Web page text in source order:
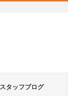
スタッフブログ